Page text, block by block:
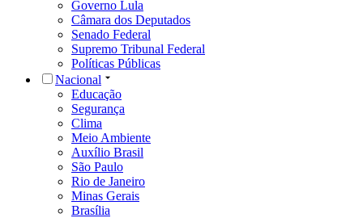
Governo Lula
Câmara dos Deputados
Senado Federal
Supremo Tribunal Federal
Políticas Públicas
Nacional
Educação
Segurança
Clima
Meio Ambiente
Auxílio Brasil
São Paulo
Rio de Janeiro
Minas Gerais
Brasília